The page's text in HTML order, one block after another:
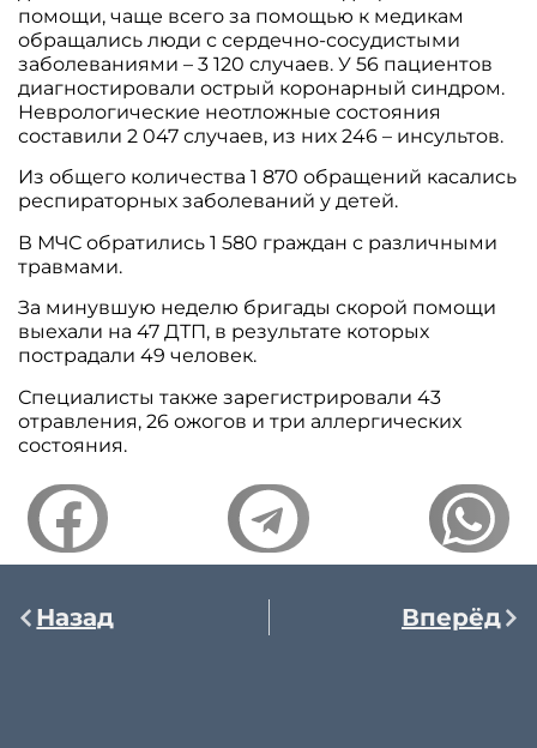
помощи, чаще всего за помощью к медикам
обращались люди с сердечно-сосудистыми
заболеваниями – 3 120 случаев. У 56 пациентов
диагностировали острый коронарный синдром.
Неврологические неотложные состояния
составили 2 047 случаев, из них 246 – инсультов.
Из общего количества 1 870 обращений касались
респираторных заболеваний у детей.
В МЧС обратились 1 580 граждан с различными
травмами.
За минувшую неделю бригады скорой помощи
выехали на 47 ДТП, в результате которых
пострадали 49 человек.
Специалисты также зарегистрировали 43
отравления, 26 ожогов и три аллергических
состояния.
Назад Вперёд